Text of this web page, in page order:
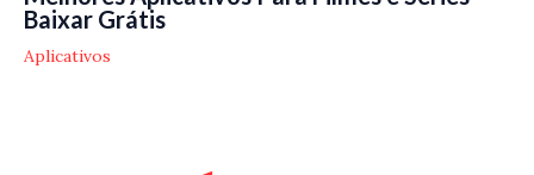
Baixar Grátis
Aplicativos